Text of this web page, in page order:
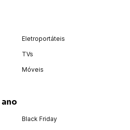
cardamomo lmr, maçã,
Eletroportáteis
TVs
Móveis
Black Friday